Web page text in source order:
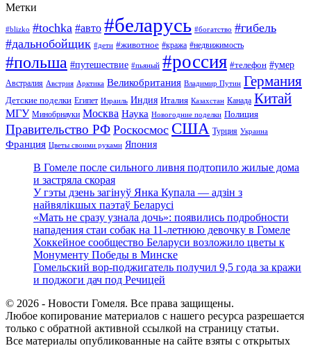
Метки
#blizko #tochka #авто #беларусь #богатство #гибель
#дальнобойщик #дети #животное #кража #недвижимость
#польша #путешествие #пьяный #россия #телефон #умер
Австралия Австрия Арктика Великобритания Владимир Путин Германия
Детские поделки Египет Израиль Индия Италия Казахстан Канада Китай
МГУ Минобрнауки Москва Наука Новогодние поделки Полиция
Правительство РФ Роскосмос США Турция Украина
Франция Цветы своими руками Япония
В Гомеле после сильного ливня подтопило жилые дома
и застряла скорая
У гэты дзень загінуў Янка Купала — адзін з
найвялікшых паэтаў Беларусі
«Мать не сразу узнала дочь»: появились подробности
нападения стаи собак на 11-летнюю девочку в Гомеле
Хоккейное сообщество Беларуси возложило цветы к
Монументу Победы в Минске
Гомельский вор-поджигатель получил 9,5 года за кражи
и поджоги дач под Речицей
© 2026 - Новости Гомеля. Все права защищены.
Любое копирование материалов с нашего ресурса разрешается
только с обратной активной ссылкой на страницу статьи.
Все материалы опубликованные на сайте взяты с открытых